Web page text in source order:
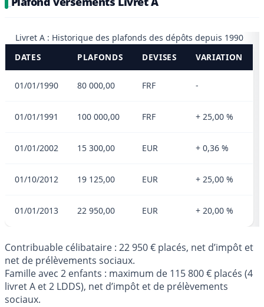
Livret A : Historique des plafonds des dépôts depuis 1990
DATES
PLAFONDS DEVISES VARIATION
01/01/1990 80 000,00 FRF -
01/01/1991 100 000,00 FRF + 25,00 %
01/01/2002 15 300,00 EUR + 0,36 %
01/10/2012 19 125,00 EUR + 25,00 %
01/01/2013 22 950,00 EUR + 20,00 %
Contribuable célibataire : 22 950 € placés, net d’impôt et
net de prélèvements sociaux.
Famille avec 2 enfants : maximum de 115 800 € placés (4
livret A et 2 LDDS), net d’impôt et de prélèvements
sociaux.